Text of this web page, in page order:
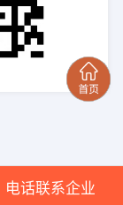
电话联系企业